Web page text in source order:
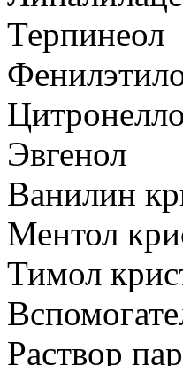
Терпинеол
Эвгенол
Ванилин
Ментол
Тимол
Раствор